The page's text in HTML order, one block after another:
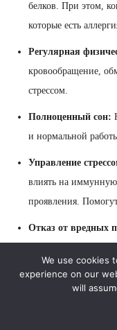
белков. При этом,
которые есть
Регулярная
кровообращение,
стрессом.
Полноценный сон:
и нормальной
Управление
влиять на иммунную
проявления.
Отказ от вредных
силы организма.
Важно не путать общее
«стимулировать»
We use cookies
experience on our
will